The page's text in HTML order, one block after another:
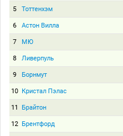
5 Тоттенхэм
6 Астон Вилла
7 МЮ
8 Ливерпуль
9 Борнмут
10 Кристал Пэлас
11 Брайтон
12 Брентфорд